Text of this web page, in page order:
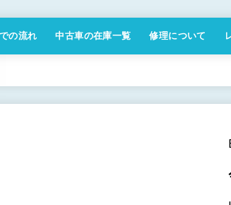
の流れ 中古車の在庫一覧 修理について